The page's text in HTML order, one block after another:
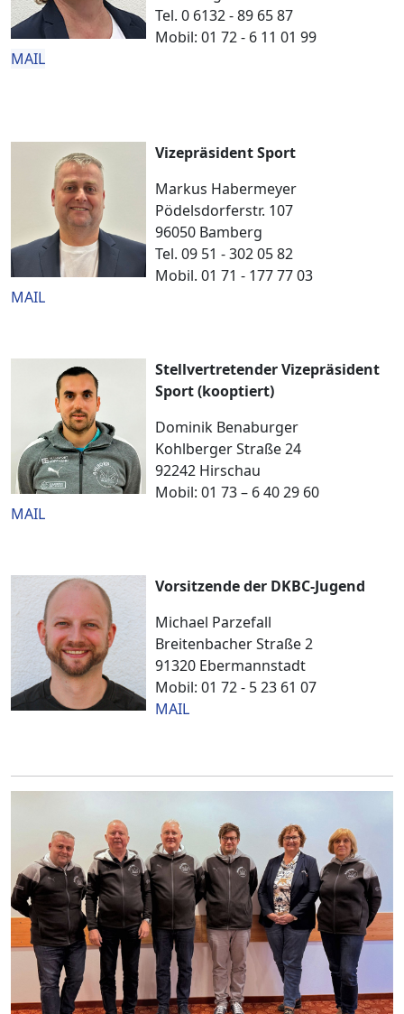
Tel. 0 6132 - 89 65 87
Mobil: 01 72 - 6 11 01 99
MAIL
Vizepräsident Sport
Markus Habermeyer
Pödelsdorferstr. 107
96050 Bamberg
Tel. 09 51 - 302 05 82
Mobil. 01 71 - 177 77 03
MAIL
Stellvertretender Vizepräsident
Sport (kooptiert)
Dominik Benaburger
Kohlberger Straße 24
92242 Hirschau
Mobil: 01 73 – 6 40 29 60
MAIL
Vorsitzende der DKBC-Jugend
Michael Parzefall
Breitenbacher Straße 2
91320 Ebermannstadt
Mobil: 01 72 - 5 23 61 07
MAIL